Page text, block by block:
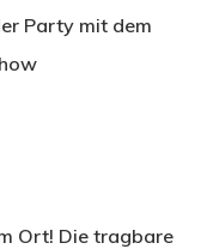
Party mit dem
Ort! Die tragbare